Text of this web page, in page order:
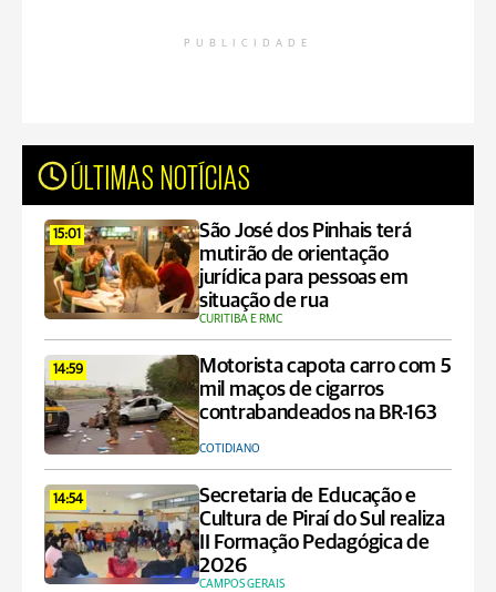
PUBLICIDADE
ÚLTIMAS NOTÍCIAS
15:01
São José dos Pinhais terá
mutirão de orientação
jurídica para pessoas em
situação de rua
CURITIBA E RMC
14:59
Motorista capota carro com 5
mil maços de cigarros
contrabandeados na BR-163
COTIDIANO
14:54
Secretaria de Educação e
Cultura de Piraí do Sul realiza
II Formação Pedagógica de
2026
CAMPOS GERAIS